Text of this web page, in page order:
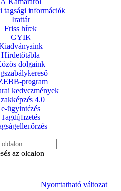
A Kamaráról
tagsági információk
Irattár
Friss hírek
GYIK
Hirdetőtábla
dolgaink
program
kedvezmények
4.0
e-ügyintézés
Tagdíjfizetés
Nyomtatható változat